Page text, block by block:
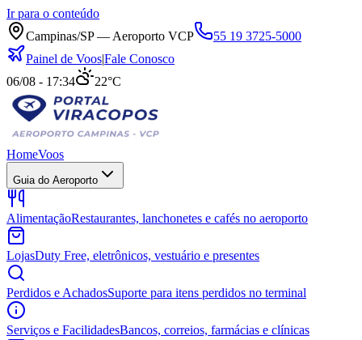
Ir para o conteúdo
Campinas/SP — Aeroporto VCP
55 19 3725-5000
Painel de Voos|Fale Conosco
06/08 - 17:34
22°C
HomeVoos
Guia do Aeroporto
AlimentaçãoRestaurantes, lanchonetes e cafés no aeroporto
LojasDuty Free, eletrônicos, vestuário e presentes
Perdidos e AchadosSuporte para itens perdidos no terminal
Serviços e FacilidadesBancos, correios, farmácias e clínicas